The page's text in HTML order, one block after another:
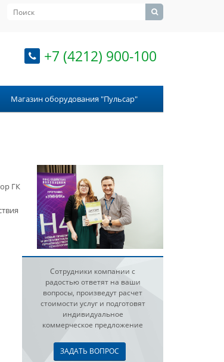
+7 (4212) 900-100
Магазин оборудования "Пульсар"
Сотрудники компании с
радостью ответят на ваши
вопросы, произведут расчет
стоимости услуг и подготовят
индивидуальное
коммерческое предложение
ЗАДАТЬ ВОПРОС
ГК